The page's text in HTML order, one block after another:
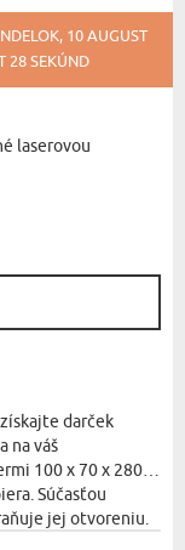
10 AUGUST
27 SEKÚND
laserovou
darček
na váš
100 x 70 x 280
Súčasťou
jej otvoreniu.